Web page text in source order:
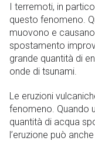
I terremoti, in
questo fenomeno.
muovono e
spostamento
grande quantità di
onde di tsunami.
Le eruzioni
fenomeno. Quando
quantità di acqua
l’eruzione può